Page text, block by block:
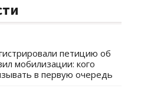
петицию об
мобилизации: кого
в первую очередь